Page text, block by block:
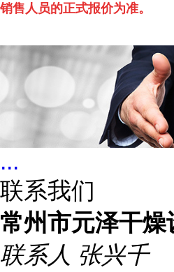
销售人员的正式报价为准。
...
联系我们
常州市元泽干燥
联系人 张兴千